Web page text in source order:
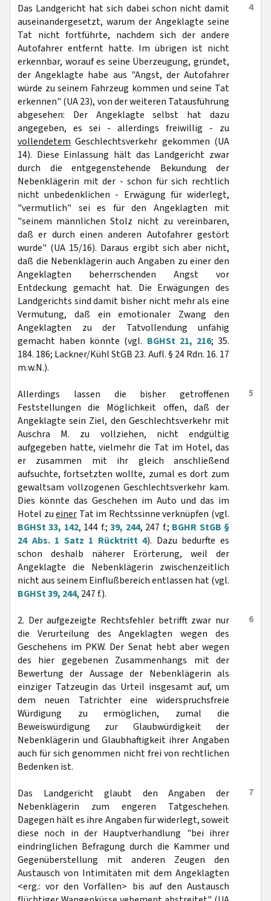
4
Das Landgericht hat sich dabei schon nicht damit
auseinandergesetzt, warum der Angeklagte seine
Tat nicht fortführte, nachdem sich der andere
Autofahrer entfernt hatte. Im übrigen ist nicht
erkennbar, worauf es seine Überzeugung, gründet,
der Angeklagte habe aus "Angst, der Autofahrer
würde zu seinem Fahrzeug kommen und seine Tat
erkennen" (UA 23), von der weiteren Tatausführung
abgesehen: Der Angeklagte selbst hat dazu
angegeben, es sei - allerdings freiwillig - zu
vollendetem Geschlechtsverkehr gekommen (UA
14). Diese Einlassung hält das Landgericht zwar
durch die entgegenstehende Bekundung der
Nebenklägerin mit der - schon für sich rechtlich
nicht unbedenklichen - Erwägung für widerlegt,
"vermutlich" sei es für den Angeklagten mit
"seinem männlichen Stolz nicht zu vereinbaren,
daß er durch einen anderen Autofahrer gestört
wurde" (UA 15/16). Daraus ergibt sich aber nicht,
daß die Nebenklägerin auch Angaben zu einer den
Angeklagten beherrschenden Angst vor
Entdeckung gemacht hat. Die Erwägungen des
Landgerichts sind damit bisher nicht mehr als eine
Vermutung, daß ein emotionaler Zwang den
Angeklagten zu der Tatvollendung unfähig
gemacht haben könnte (vgl. BGHSt 21, 216; 35.
184. 186; Lackner/Kühl StGB 23. Aufl. § 24 Rdn. 16. 17
m.w.N.).
5
Allerdings lassen die bisher getroffenen
Feststellungen die Möglichkeit offen, daß der
Angeklagte sein Ziel, den Geschlechtsverkehr mit
Auschra M. zu vollziehen, nicht endgültig
aufgegeben hatte, vielmehr die Tat im Hotel, das
er zusammen mit ihr gleich anschließend
aufsuchte, fortsetzten wollte, zumal es dort zum
gewaltsam vollzogenen Geschlechtsverkehr kam.
Dies könnte das Geschehen im Auto und das im
Hotel zueiner Tat im Rechtssinne verknüpfen (vgl.
BGHSt 33, 142, 144 f.;39, 244, 247 f.; BGHR StGB §
24 Abs. 1 Satz 1 Rücktritt 4). Dazu bedurfte es
schon deshalb näherer Erörterung, weil der
Angeklagte die Nebenklägerin zwischenzeitlich
nicht aus seinem Einflußbereich entlassen hat (vgl.
BGHSt 39, 244, 247 f.).
6
2. Der aufgezeigte Rechtsfehler betrifft zwar nur
die Verurteilung des Angeklagten wegen des
Geschehens im PKW. Der Senat hebt aber wegen
des hier gegebenen Zusammenhangs mit der
Bewertung der Aussage der Nebenklägerin als
einziger Tatzeugin das Urteil insgesamt auf, um
dem neuen Tatrichter eine widerspruchsfreie
Würdigung zu ermöglichen, zumal die
Beweiswürdigung zur Glaubwürdigkeit der
Nebenklägerin und Glaubhaftigkeit ihrer Angaben
auch für sich genommen nicht frei von rechtlichen
Bedenken ist.
7
Das Landgericht glaubt den Angaben der
Nebenklägerin zum engeren Tatgeschehen.
Dagegen hält es ihre Angaben für widerlegt, soweit
diese noch in der Hauptverhandlung "bei ihrer
eindringlichen Befragung durch die Kammer und
Gegenüberstellung mit anderen Zeugen den
Austausch von Intimitäten mit dem Angeklagten
<erg.: vor den Vorfällen> bis auf den Austausch